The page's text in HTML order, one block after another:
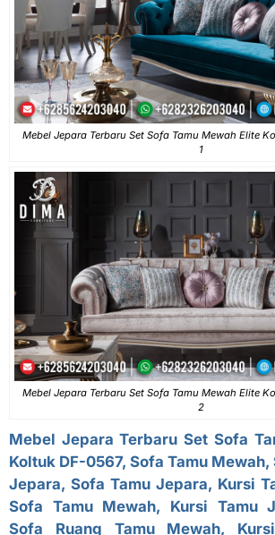
Mebel Jepara Terbaru Set Sofa Tamu Mewah Elite
1
Mebel Jepara Terbaru Set Sofa Tamu Mewah Elite
2
Mebel Jepara TerbaruSet Sofa
Koltuk DF-0567, Sofa Tamu Mewah,
Jepara, Sofa Tamu Jepara, Kursi
Sofa Tamu Mewah, Kursi Tamu
Sofa Ruang Tamu Mewah,